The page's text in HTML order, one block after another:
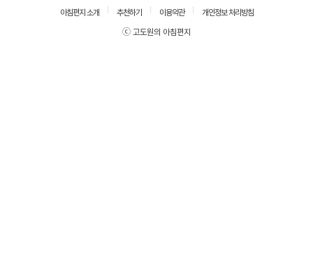
아침편지 소개 추천하기 이용약관
개인정보 처리방침
ⓒ 고도원의 아침편지